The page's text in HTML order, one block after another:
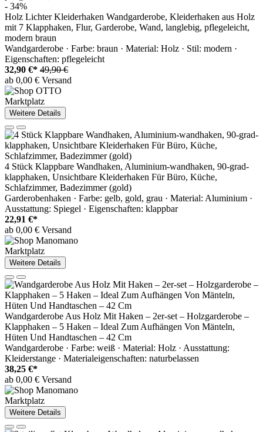
- 34%
Holz Lichter Kleiderhaken Wandgarderobe, Kleiderhaken aus Holz
mit 7 Klapphaken, Flur, Garderobe, Wand, langlebig, pflegeleicht,
modern braun
Wandgarderobe · Farbe: braun · Material: Holz · Stil: modern ·
Eigenschaften: pflegeleicht
32,90 €* 49,90 €
ab 0,00 € Versand
Marktplatz
Weitere Details
4 Stück Klappbare Wandhaken, Aluminium-wandhaken, 90-grad-
klapphaken, Unsichtbare Kleiderhaken Für Büro, Küche,
Schlafzimmer, Badezimmer (gold)
Garderobenhaken · Farbe: gelb, gold, grau · Material: Aluminium ·
Ausstattung: Spiegel · Eigenschaften: klappbar
22,91 €*
ab 0,00 € Versand
Marktplatz
Weitere Details
Wandgarderobe Aus Holz Mit Haken – 2er-set – Holzgarderobe –
Klapphaken – 5 Haken – Ideal Zum Aufhängen Von Mänteln,
Hüten Und Handtaschen – 42 Cm
Wandgarderobe · Farbe: weiß · Material: Holz · Ausstattung:
Kleiderstange · Materialeigenschaften: naturbelassen
38,25 €*
ab 0,00 € Versand
Marktplatz
Weitere Details